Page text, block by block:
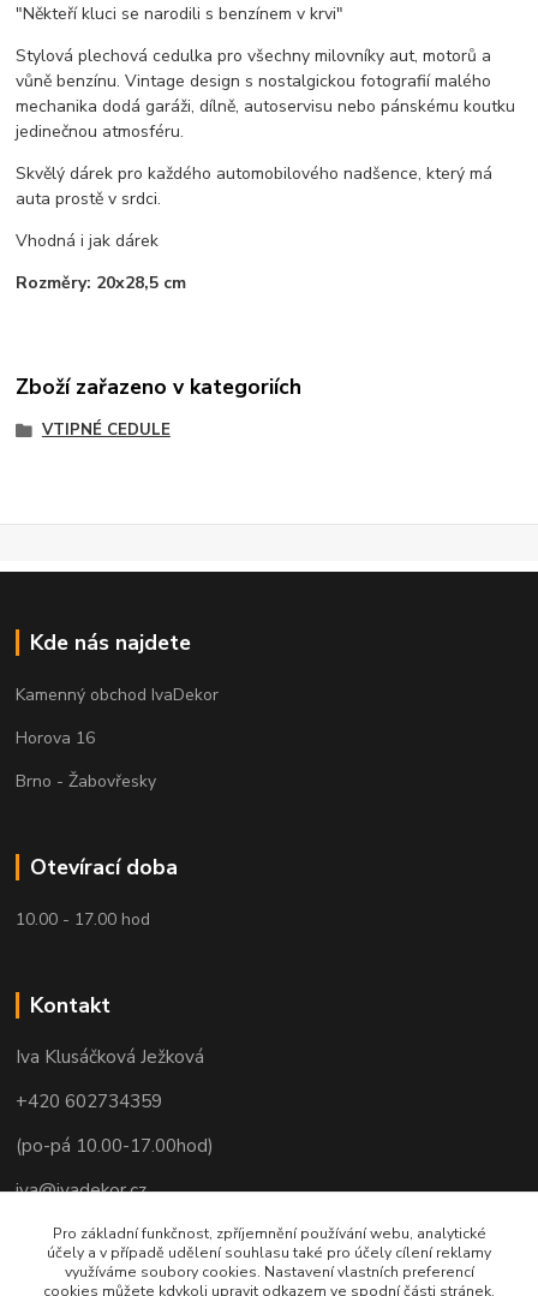
"Někteří kluci se narodili s benzínem v krvi"
Stylová plechová cedulka pro všechny milovníky aut, motorů a
vůně benzínu. Vintage design s nostalgickou fotografií malého
mechanika dodá garáži, dílně, autoservisu nebo pánskému koutku
jedinečnou atmosféru.
Skvělý dárek pro každého automobilového nadšence, který má
auta prostě v srdci.
Vhodná i jak dárek
Rozměry: 20x28,5 cm
Zboží zařazeno v kategoriích
VTIPNÉ CEDULE
Kde nás najdete
Kamenný obchod IvaDekor
Horova 16
Brno - Žabovřesky
Otevírací doba
10.00 - 17.00 hod
Kontakt
Iva Klusáčková Ježková
+420 602734359
(po-pá 10.00-17.00hod)
iva@ivadekor.cz
Pro základní funkčnost, zpříjemnění používání webu, analytické
účely a v případě udělení souhlasu také pro účely cílení reklamy
využíváme soubory cookies. Nastavení vlastních preferencí
cookies můžete kdykoli upravit odkazem ve spodní části stránek.